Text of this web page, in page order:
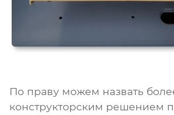
По праву можем назвать
конструкторским решением